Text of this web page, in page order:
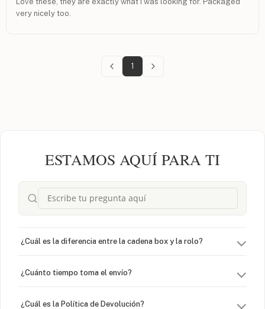
very nicely too.
1
ESTAMOS AQUÍ PARA TI
¿Cuál es la diferencia entre la cadena box y la rolo?
¿Cuánto tiempo toma el envío?
¿Cuál es la Política de Devolución?